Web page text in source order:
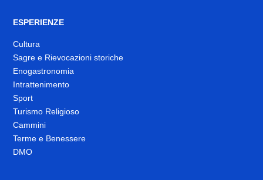
ESPERIENZE
Cultura
Sagre e Rievocazioni storiche
Enogastronomia
Intrattenimento
Sport
Turismo Religioso
Cammini
Terme e Benessere
DMO